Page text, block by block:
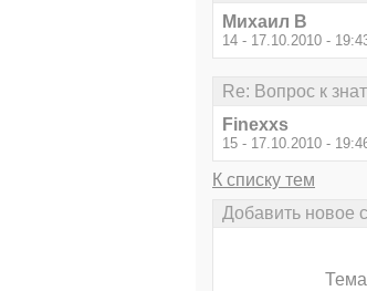
Михаил В
14 - 17.10.2010 -
Re: Вопрос к
Finexxs
15 - 17.10.2010 -
К списку тем
Добавить новое